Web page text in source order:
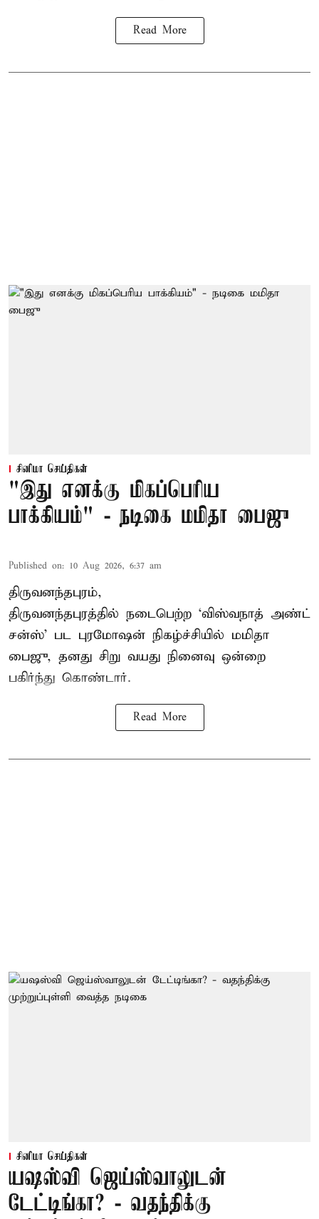
Read More
சினிமா செய்திகள்
"இது எனக்கு மிகப்பெரிய
பாக்கியம்" - நடிகை மமிதா பைஜு
Published on: 10 Aug 2026, 6:37 am
திருவனந்தபுரம்,
திருவனந்தபுரத்தில் நடைபெற்ற ‘விஸ்வநாத் அண்ட்
சன்ஸ்’ பட புரமோஷன் நிகழ்ச்சியில் மமிதா
பைஜு, தனது சிறு வயது நினைவு ஒன்றை
பகிர்ந்து கொண்டார்.
Read More
சினிமா செய்திகள்
யஷஸ்வி ஜெய்ஸ்வாலுடன்
டேட்டிங்கா? - வதந்திக்கு